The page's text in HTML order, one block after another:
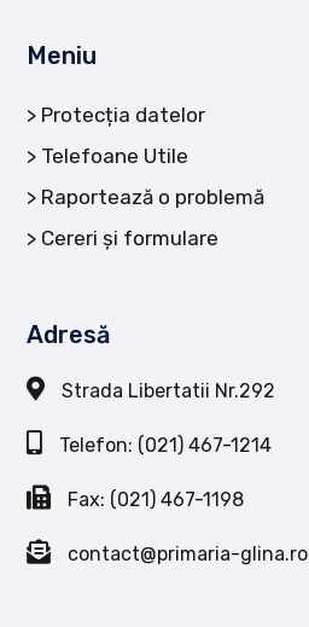
Meniu
Protecția datelor
Telefoane Utile
Raportează o problemă
Cereri și formulare
Adresă
Strada Libertatii Nr.292
Telefon: (021) 467-1214
Fax: (021) 467-1198
contact@primaria-glina.ro